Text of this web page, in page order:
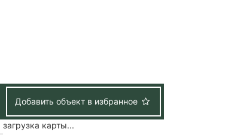
Добавить объект в избранное
загрузка карты...